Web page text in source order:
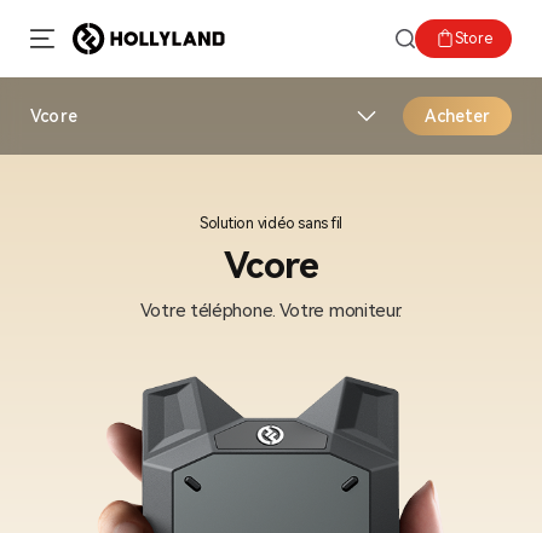
Store
Vcore Acheter
Solution vidéo sans fil
Vcore
Votre téléphone. Votre moniteur.